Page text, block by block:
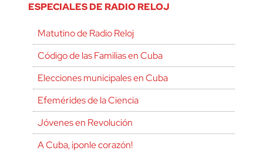
ESPECIALES DE RADIO RELOJ
Matutino de Radio Reloj
Código de las Familias en Cuba
Elecciones municipales en Cuba
Efemérides de la Ciencia
Jóvenes en Revolución
A Cuba, ¡ponle corazón!